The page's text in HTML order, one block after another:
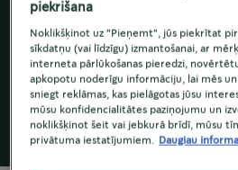
Iepazīstieties ar dažiem
lauksaimniekiem, kas
ilgtspējīgu un lai jūs
nākotnē.
piekrišana
Noklikšķinot uz "Pieņemt", jūs piekrītat
sīkdatņu (vai līdzīgu) izmantošanai, ar
interneta pārlūkošanas pieredzi,
apkopotu noderīgu informāciju, lai mēs
sniegt reklāmas, kas pielāgotas jūsu
mūsu konfidencialitātes paziņojumu un
noklikšķinot šeit vai jebkurā brīdī, mūsu
privātuma iestatījumiem.
Daugiau